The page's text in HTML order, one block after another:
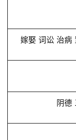
嫁娶 词讼 治病
阴德